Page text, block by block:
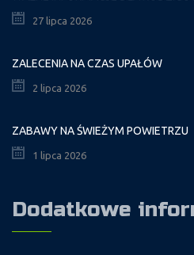
27 lipca 2026
ZALECENIA NA CZAS UPAŁÓW
2 lipca 2026
ZABAWY NA ŚWIEŻYM POWIETRZU
1 lipca 2026
Dodatkowe